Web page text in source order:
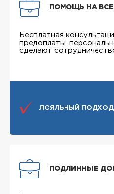
ПОМОЩЬ НА
Бесплатная
предоплаты,
сделают
ЛОЯЛЬНЫЙ ПОДХОД
ПОДЛИННЫЕ